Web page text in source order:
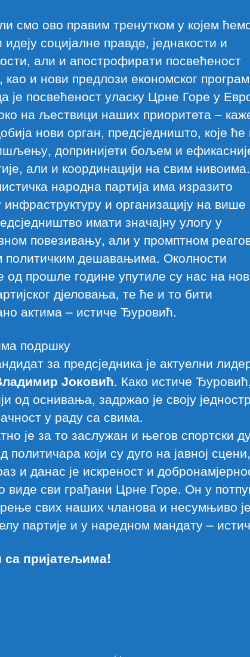
смо ово правим тренутком у којем
идеју социјалне правде, једнакости и
али и апострофирати посвећеност
као и нови предлози економског
је посвећеност уласку Црне Горе у
на љествици наших приоритета –
нови орган, предсједништо, које
допринијети бољем и
али и координацији на свим нивоима.
народна партија има изразито
инфраструктуру и организацију на
имати значајну улогу у
повезивању, али у промптном
политичким дешавањима. Околности
од прошле године упутиле су нас на
дјеловања, те ће и то бити
актима – истиче Ђуровић.
подршку
за предсједника је актуелни
Јоковић. Како истиче
од оснивања, задржао је своју
у раду са свима.
је за то заслужан и његов спортски
политичара који су дуго на јавној сцени,
и данас је искреност и
виде сви грађани Црне Горе. Он у
свих наших чланова и несумњиво
партије и у наредном мандату –
са пријатељима!